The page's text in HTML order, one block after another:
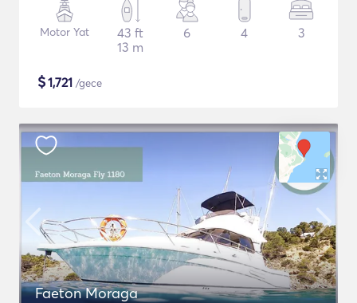
Motor Yat
43 ft
13 m
6 4 3
$1,721 /gece
Faeton Moraga